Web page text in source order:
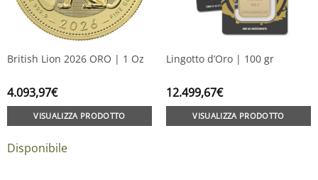
British Lion 2026 ORO | 1 Oz
4.093,97€
VISUALIZZA PRODOTTO
Disponibile
Lingotto d’Oro | 100 gr
12.499,67€
VISUALIZZA PRODOTTO